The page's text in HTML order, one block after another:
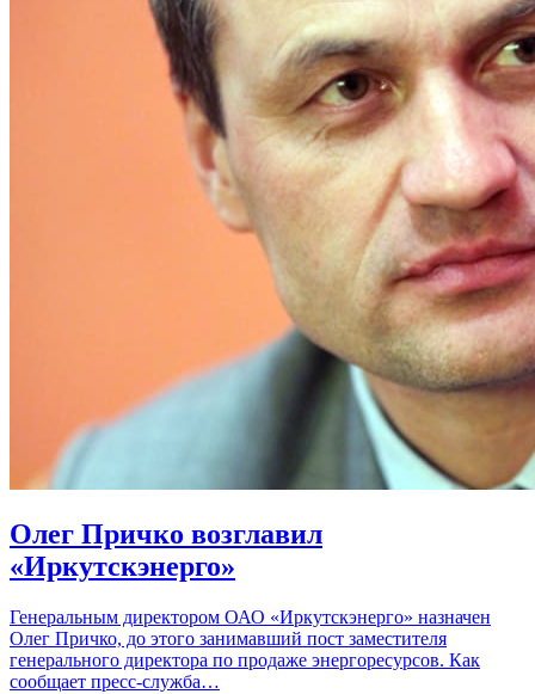
Олег Причко возглавил
«Иркутскэнерго»
Генеральным директором ОАО «Иркутскэнерго» назначен
Олег Причко, до этого занимавший пост заместителя
генерального директора по продаже энергоресурсов. Как
сообщает пресс-служба…